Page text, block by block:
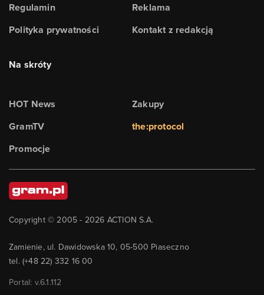
Regulamin
Polityka prywatności
Reklama
Kontakt z redakcją
Na skróty
HOT News
GramTV
Promocje
Zakupy
the:protocol
Copyright © 2005 - 2026 ACTION S.A.
Zamienie, ul. Dawidowska 10, 05-500 Piaseczno
tel. (+48 22) 332 16 00
Portal: v.6.1.112